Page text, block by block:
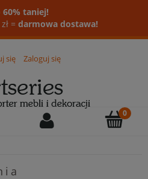
60% taniej!
= darmowa dostawa!
się Zaloguj się